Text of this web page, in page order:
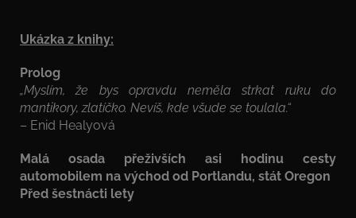
Ukázka z knihy:
Prolog
„Myslím, že bys opravdu neměla strkat ruku do
mantikory, zlatíčko. Nevíš, kde všude se toulala.“
– Enid Healyová
Malá osada přeživších asi hodinu cesty
automobilem na východ od Portlandu, stát Oregon
Před šestnácti lety